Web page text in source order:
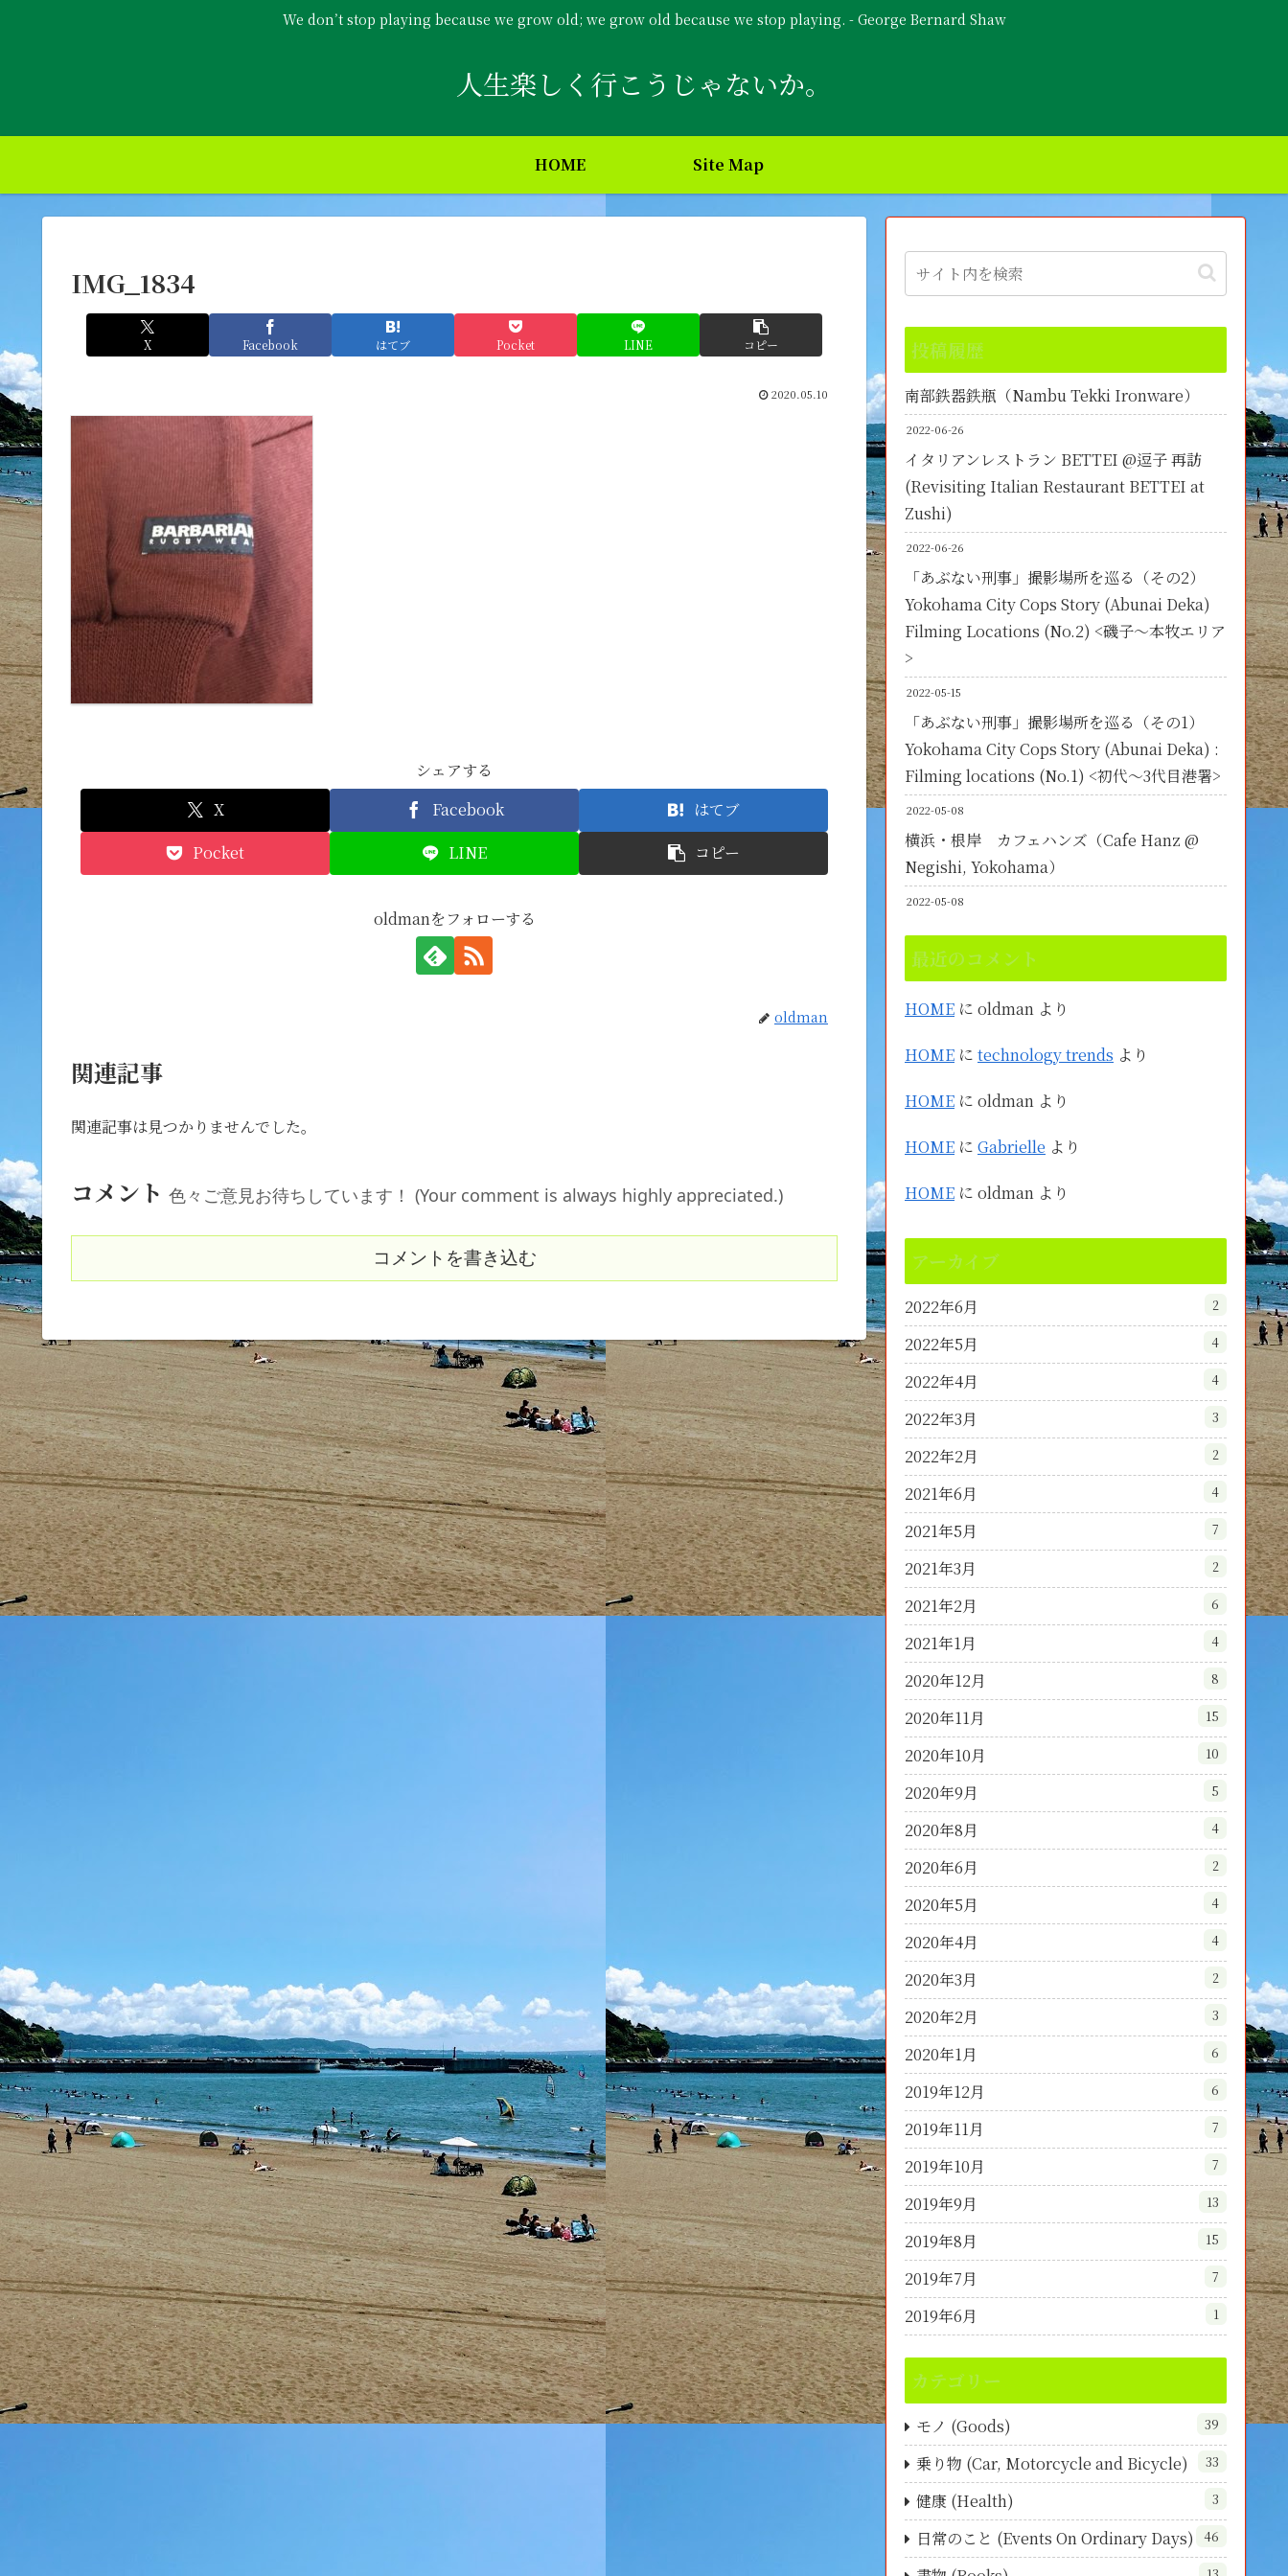
We don’t stop playing because we grow old; we grow old because we stop playing. - George Bernard Shaw
人生楽しく行こうじゃないか。
HOME Site Map
IMG_1834
X Facebook はてブ Pocket LINE コピー
2020.05.10
シェアする
X
Facebook
はてブ
Pocket
LINE コピー
oldmanをフォローする
oldman
関連記事
関連記事は見つかりませんでした。
コメント 色々ご意見お待ちしています！ (Your comment is always highly appreciated.)
コメントを書き込む
投稿履歴
南部鉄器鉄瓶（Nambu Tekki Ironware）
2022-06-26
イタリアンレストラン BETTEI @逗子 再訪
(Revisiting Italian Restaurant BETTEI at
Zushi)
2022-06-26
「あぶない刑事」撮影場所を巡る（その2）
Yokohama City Cops Story (Abunai Deka)
Filming Locations (No.2) <磯子～本牧エリア
>
2022-05-15
「あぶない刑事」撮影場所を巡る（その1）
Yokohama City Cops Story (Abunai Deka) :
Filming locations (No.1) <初代～3代目港署>
2022-05-08
横浜・根岸 カフェハンズ（Cafe Hanz @
Negishi, Yokohama）
2022-05-08
最近のコメント
HOME に oldman より
HOME に technology trends より
HOME に oldman より
HOME に Gabrielle より
HOME に oldman より
アーカイブ
2022年6月 2
2022年5月 4
2022年4月 4
2022年3月 3
2022年2月 2
2021年6月 4
2021年5月 7
2021年3月 2
2021年2月 6
2021年1月 4
2020年12月 8
2020年11月 15
2020年10月 10
2020年9月 5
2020年8月 4
2020年6月 2
2020年5月 4
2020年4月 4
2020年3月 2
2020年2月 3
2020年1月 6
2019年12月 6
2019年11月 7
2019年10月 7
2019年9月 13
2019年8月 15
2019年7月 7
2019年6月 1
カテゴリー
モノ (Goods) 39
乗り物 (Car, Motorcycle and Bicycle) 33
健康 (Health) 3
日常のこと (Events On Ordinary Days) 46